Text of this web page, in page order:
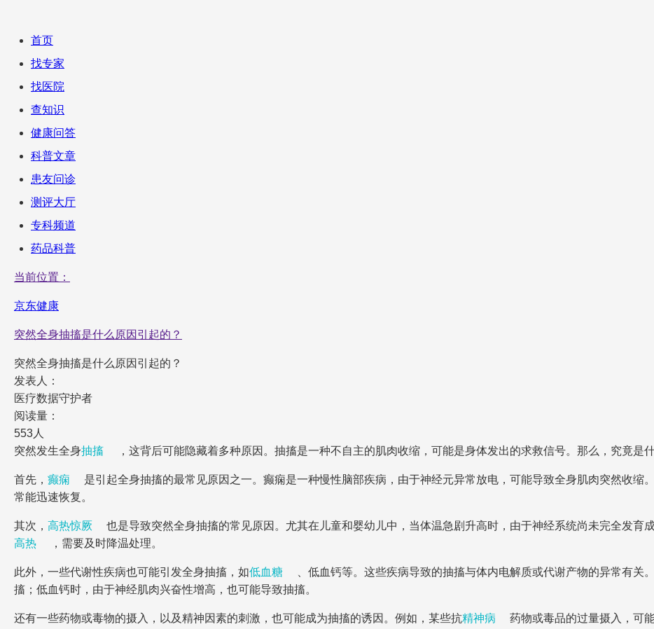
首页
找专家
找医院
查知识
健康问答
科普文章
患友问诊
测评大厅
专科频道
药品科普
当前位置：
京东健康
突然全身抽搐是什么原因引起的？
突然全身抽搐是什么原因引起的？
发表人：
医疗数据守护者
阅读量：
553人
突然发生全身抽搐 ，这背后可能隐藏着多种原因。抽搐是一种不自主的肌肉收缩，可能是身体发出的求救信号。那么，究竟是
首先， 癫痫 是引起全身抽搐的最常见原因之一。癫痫是一种慢性脑部疾病，由于神经元异常放电，可能导致全身肌肉突然收缩。
常能迅速恢复。
其次， 高热惊厥
也是导致突然全身抽搐的常见原因。尤其在儿童和婴幼儿中，当体温急剧升高时，由于神经系统尚未完全发育
高热
，需要及时降温处理。
此外，一些代谢性疾病也可能引发全身抽搐，如低血糖
、低血钙等。这些疾病导致的抽搐与体内电解质或代谢产物的异常有
搐；低血钙时，由于神经肌肉兴奋性增高，也可能导致抽搐。
还有一些药物或毒物的摄入，以及精神因素的刺激，也可能成为抽搐的诱因。例如，某些抗精神病 药物或毒品的过量摄入，可